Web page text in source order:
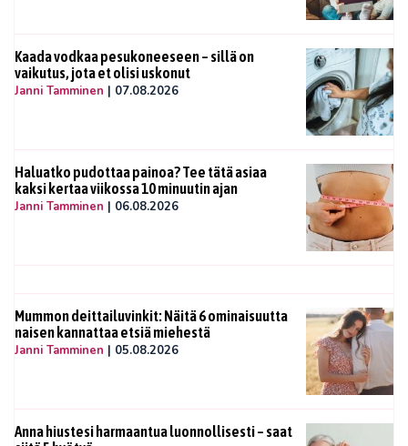
Kaada vodkaa pesukoneeseen – sillä on
vaikutus, jota et olisi uskonut
Janni Tamminen | 07.08.2026
Haluatko pudottaa painoa? Tee tätä asiaa
kaksi kertaa viikossa 10 minuutin ajan
Janni Tamminen | 06.08.2026
Mummon deittailuvinkit: Näitä 6 ominaisuutta
naisen kannattaa etsiä miehestä
Janni Tamminen | 05.08.2026
Anna hiustesi harmaantua luonnollisesti – saat